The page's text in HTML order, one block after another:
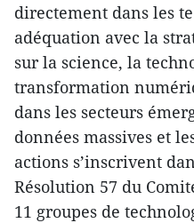
directement dans les
adéquation avec la
sur la science, la
transformation
dans les secteurs
données massives et
actions s’inscrivent
Résolution 57 du
11 groupes de